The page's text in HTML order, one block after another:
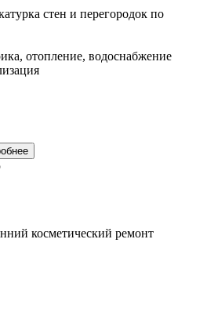
стен и перегородок по
отопление, водоснабжение
косметический ремонт